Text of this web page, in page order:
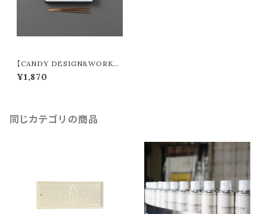
【CANDY DESIGN&WORKS】
C.D.W Fragrance “#06” 271
1C6
¥1,870
同じカテゴリの商品